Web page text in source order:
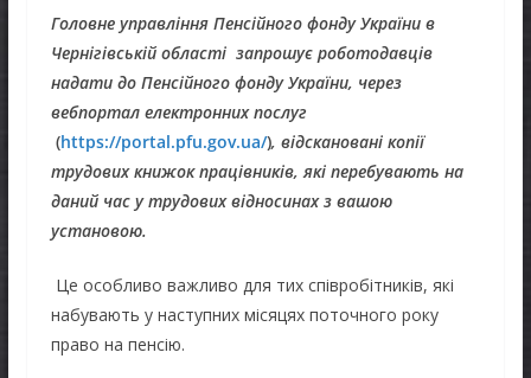
Головне управління Пенсійного фонду України в
Чернігівській області запрошує роботодавців
надати до Пенсійного фонду України, через
вебпортал електронних послуг
(https://portal.pfu.gov.ua/), відскановані копії
трудових книжок працівників, які перебувають на
даний час у трудових відносинах з вашою
установою.
Це особливо важливо для тих співробітників, які
набувають у наступних місяцях поточного року
право на пенсію.